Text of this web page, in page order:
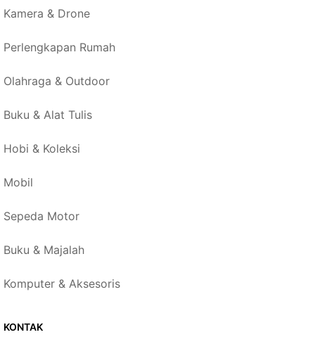
Kamera & Drone
Perlengkapan Rumah
Olahraga & Outdoor
Buku & Alat Tulis
Hobi & Koleksi
Mobil
Sepeda Motor
Buku & Majalah
Komputer & Aksesoris
KONTAK